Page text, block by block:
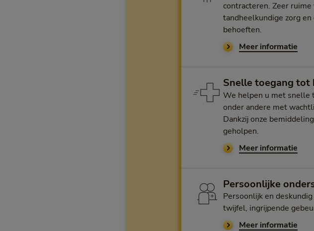
contracteren. Zeer
tandheelkundige zorg
behoeften.
Meer informatie
Snelle toegang
We helpen u met snelle
onder andere met
Dankzij onze
geholpen.
Meer informatie
Persoonlijke
Persoonlijk en
twijfel, ingrijpende
Meer informatie